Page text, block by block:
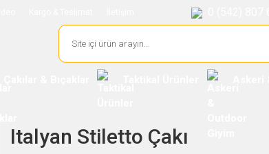
Italyan Stiletto Çakı